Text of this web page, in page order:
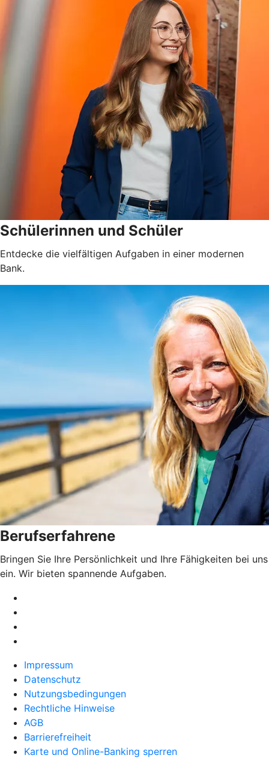
Schülerinnen und Schüler
Entdecke die vielfältigen Aufgaben in einer modernen
Bank.
Berufserfahrene
Bringen Sie Ihre Persönlichkeit und Ihre Fähigkeiten bei uns
ein. Wir bieten spannende Aufgaben.
Impressum
Datenschutz
Nutzungsbedingungen
Rechtliche Hinweise
AGB
Barrierefreiheit
Karte und Online-Banking sperren